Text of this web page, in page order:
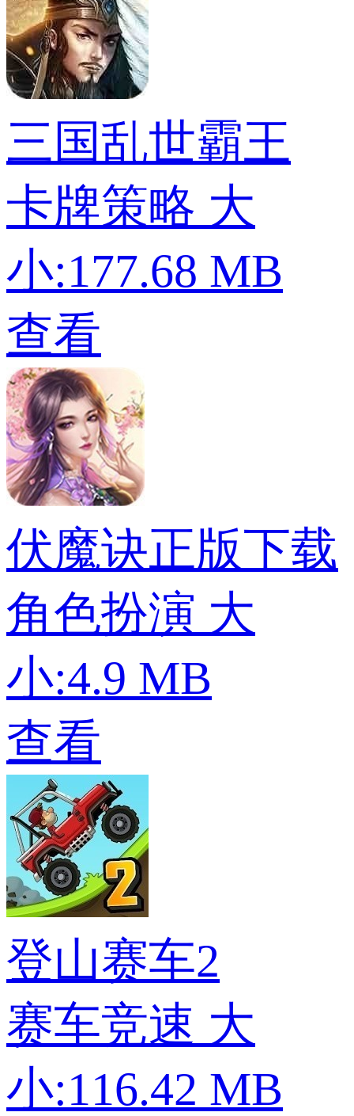
三国乱世霸王
卡牌策略 大
小:177.68 MB
查看
伏魔诀正版下载
角色扮演 大
小:4.9 MB
查看
登山赛车2
赛车竞速 大
小:116.42 MB